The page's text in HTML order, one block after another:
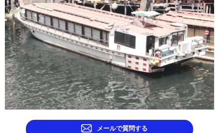
メールで質問する